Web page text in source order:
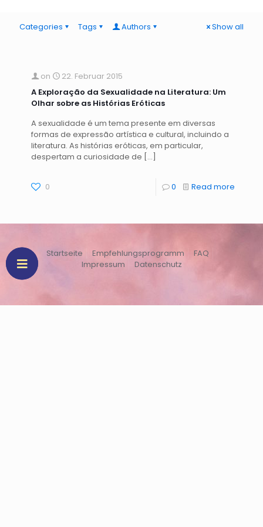
Categories Tags Authors Show all
on
22. Februar 2015
A Exploração da Sexualidade na Literatura: Um
Olhar sobre as Histórias Eróticas
A sexualidade é um tema presente em diversas
formas de expressão artística e cultural, incluindo a
literatura. As histórias eróticas, em particular,
despertam a curiosidade de […]
0 0 Read more
Startseite Empfehlungsprogramm
FAQ
Impressum
Datenschutz